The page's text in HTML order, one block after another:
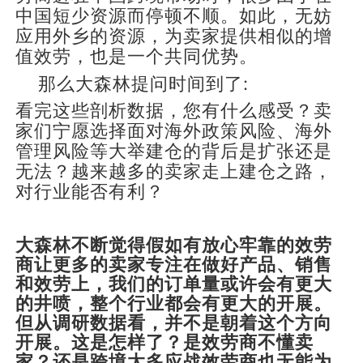
中国短少资源而停顿不顺。如此，无妨
应用外乡的资源，为卖家提供相似的增
值效劳，也是一个共同优势。
那么大森林提问时间到了:
看完这些剖析数据，您有什么感受？卖
家们宁愿选择面对海外政策风险、海外
管理风险等大举建仓的背后是扩张还是
无法？越来越多的卖家走上建仓之路，
对行业能否有利？
大森林不断觉得假如有放心牢靠的效劳
商让更多的卖家专注在做好产品、销售
和效劳上，我们的订单量或许会有更大
的井喷，整个行业都会有更大的开展。
但从调研数据看，并不是朝着这个方向
开展。这是怎样了？是效劳商不懂卖